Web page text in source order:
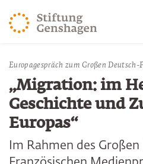
ZUM HAUPTINHALT
ZUR SUCHE SPRINGEN
Europagespräch zum Großen Deutsch-
„Migration: im
Geschichte und
Europas“
Im Rahmen des